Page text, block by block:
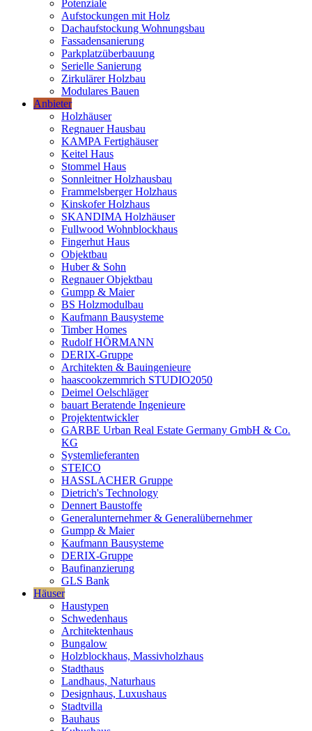
Potenziale
Aufstockungen mit Holz
Dachaufstockung Wohnungsbau
Fassadensanierung
Parkplatzüberbauung
Serielle Sanierung
Zirkulärer Holzbau
Modulares Bauen
Anbieter
Holzhäuser
Regnauer Hausbau
KAMPA Fertighäuser
Keitel Haus
Stommel Haus
Sonnleitner Holzhausbau
Frammelsberger Holzhaus
Kinskofer Holzhaus
SKANDIMA Holzhäuser
Fullwood Wohnblockhaus
Fingerhut Haus
Objektbau
Huber & Sohn
Regnauer Objektbau
Gumpp & Maier
BS Holzmodulbau
Kaufmann Bausysteme
Timber Homes
Rudolf HÖRMANN
DERIX-Gruppe
Architekten & Bauingenieure
haascookzemmrich STUDIO2050
Deimel Oelschläger
bauart Beratende Ingenieure
Projektentwickler
GARBE Urban Real Estate Germany GmbH & Co.
KG
Systemlieferanten
STEICO
HASSLACHER Gruppe
Dietrich's Technology
Dennert Baustoffe
Generalunternehmer & Generalübernehmer
Gumpp & Maier
Kaufmann Bausysteme
DERIX-Gruppe
Baufinanzierung
GLS Bank
Häuser
Haustypen
Schwedenhaus
Architektenhaus
Bungalow
Holzblockhaus, Massivholzhaus
Stadthaus
Landhaus, Naturhaus
Designhaus, Luxushaus
Stadtvilla
Bauhaus